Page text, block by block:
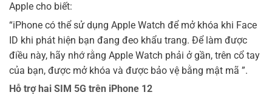
Apple cho biết:
“iPhone có thể sử dụng Apple Watch để mở khóa khi Face
ID khi phát hiện bạn đang đeo khẩu trang. Để làm được
điều này, hãy nhớ rằng Apple Watch phải ở gần, trên cổ tay
của bạn, được mở khóa và được bảo vệ bằng mật mã ”.
Hỗ trợ hai SIM 5G trên iPhone 12